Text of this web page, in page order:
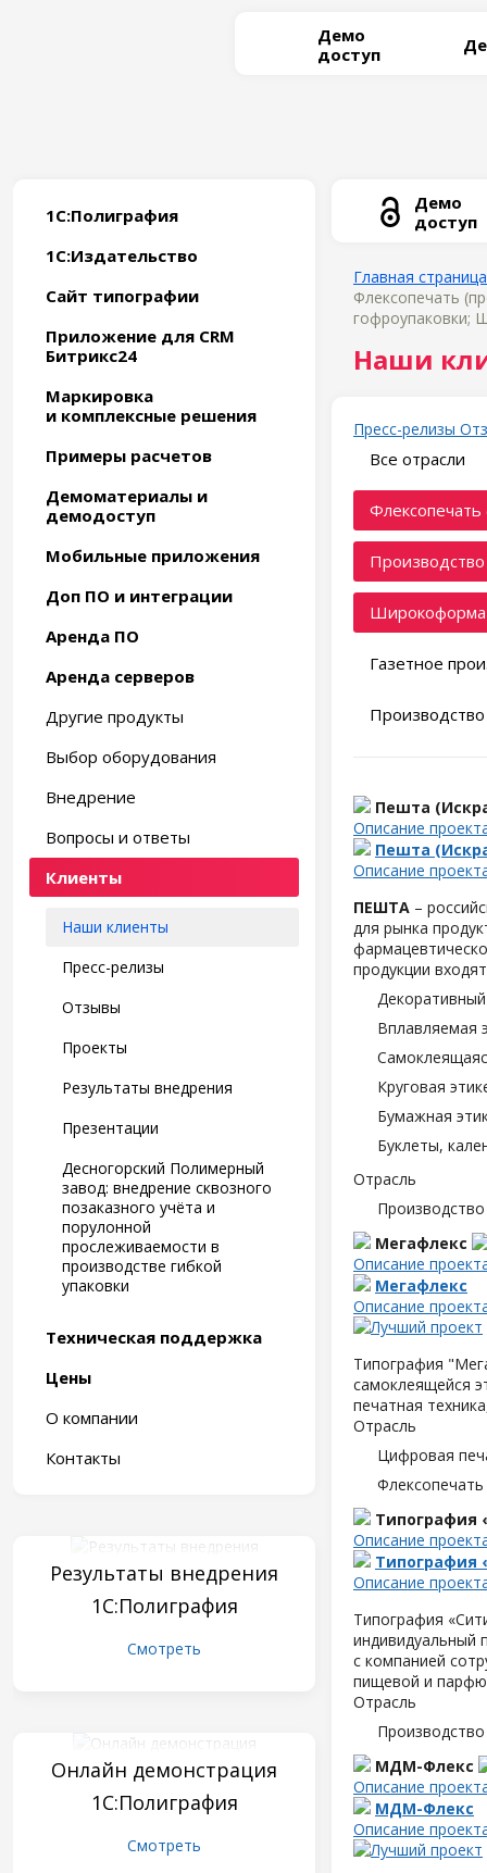
Демо
доступ
1С:Полиграфия
1С:Издательство
Сайт типографии
Приложение для CRM
Битрикс24
Маркировка
и комплексные решения
Примеры расчетов
Демоматериалы и
демодоступ
Мобильные приложения
Доп ПО и интеграции
Аренда ПО
Аренда серверов
Другие продукты
Выбор оборудования
Внедрение
Вопросы и ответы
Клиенты
Наши клиенты
Пресс-релизы
Отзывы
Проекты
Результаты внедрения
Презентации
Десногорский Полимерный
завод: внедрение сквозного
позаказного учёта и
порулонной
прослеживаемости в
производстве гибкой
упаковки
Техническая поддержка
Цены
О компании
Контакты
Результаты внедрения
1С:Полиграфия
Смотреть
Онлайн демонстрация
1С:Полиграфия
Смотреть
Демо
доступ
Главная страница
Флексопечать
гофроупаковки;
Наши
Пресс-релизы
Все отрасли
Флексопечать
Производство
Газетное
Производство
Пешта
Описание
Пешта
Описание
ПЕШТА –
для рынка
продукции
Вплавляемая
Круговая
Бумажная
Буклеты,
Отрасль
Мегафлекс
Описание
Мегафлекс
Описание
Типография
самоклеящейся
печатная
Отрасль
Цифровая
Типография
Описание
Типография
Описание
Типография
индивидуальный
с компанией
пищевой и
Отрасль
МДМ-Флекс
Описание
МДМ-Флекс
Описание